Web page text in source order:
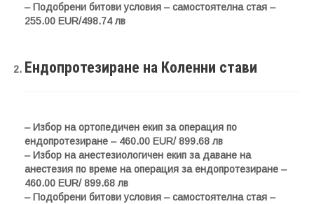
– Подобрени битови условия – самостоятелна стая –
255.00 EUR/498.74 лв
Ендопротезиране на Коленни стави
– Избор на ортопедичен екип за операция по
ендопротезиране – 460.00 EUR/ 899.68 лв
– Избор на анестезиологичен екип за даване на
анестезия по време на операция за ендопротезиране –
460.00 EUR/ 899.68 лв
– Подобрени битови условия – самостоятелна стая –